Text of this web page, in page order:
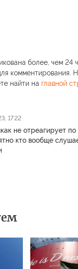
более, чем 24
комментирования.
найти на главной
17:22
не отреагирует
кто вообще